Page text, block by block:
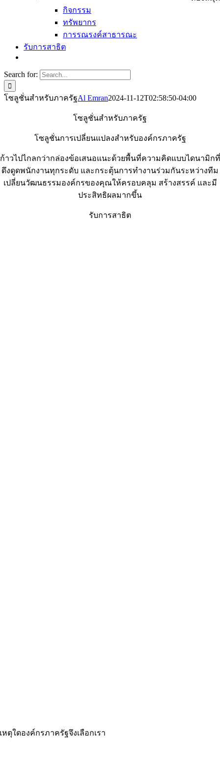
กิจกรรม
ทรัพยากร
การรณรงค์สาธารณะ
รับการสาธิต
Search for:
โซลูชั่นสำหรับภาครัฐAl Emran2024-11-12T02:58:50-04:00
โซลูชั่นสำหรับภาครัฐ
โซลูชั่นการเปลี่ยนแปลงสำหรับองค์กรภาครัฐ
ก้าวไปไกลกว่ากล่องข้อเสนอแนะด้วยพื้นที่ความคิดแบบไดนามิกที่
ดึงดูดพนักงานทุกระดับ และกระตุ้นการทำงานร่วมกันระหว่างทีม
เปลี่ยนวัฒนธรรมองค์กรของคุณให้ครอบคลุม สร้างสรรค์ และมี
ประสิทธิผลมากขึ้น
รับการสาธิต
เหตุใดองค์กรภาครัฐจึงเลือกเรา